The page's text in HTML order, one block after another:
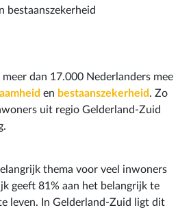
bestaanszekerheid
dan 17.000 Nederlanders mee
en bestaanszekerheid. Zo
uit regio Gelderland-Zuid
thema voor veel inwoners
geeft 81% aan het belangrijk te
leven. In Gelderland-Zuid ligt dit